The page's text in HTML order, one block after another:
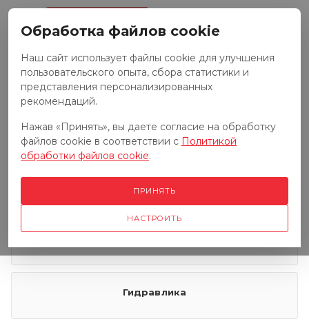
Запчасти к тракторам
Запчасти к грузовым автомобилям
Гидравлика
Обработка файлов cookie
Наш сайт использует файлы cookie для улучшения
пользовательского опыта, сбора статистики и
представления персонализированных
рекомендаций.
Нажав «Принять», вы даете согласие на обработку
файлов cookie в соответствии с Политикой
обработки файлов cookie.
НАСТРОИТЬ
ПРИНЯТЬ